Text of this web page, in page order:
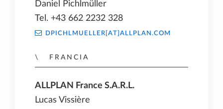
Daniel Pichlmüller
Tel. +43 662 2232 328
DPICHLMUELLER[AT]ALLPLAN.COM
FRANCIA
ALLPLAN France S.A.R.L.
Lucas Vissière